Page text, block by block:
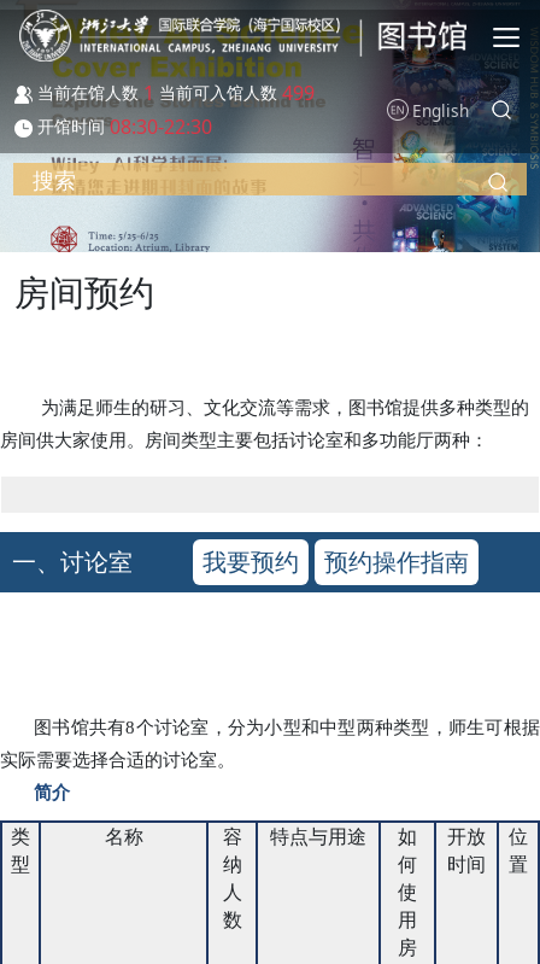
跳转到主要内容
当前在馆人数 1 当前可入馆人数 499
开馆时间 08:30-22:30
English
搜索
房间预约
为满足师生的研习、文化交流等需求，图书馆提供多种类型的
房间供大家使用。房间类型主要包括讨论室和多功能厅两种：
一、讨论室 我要预约 预约操作指南
图书馆共有8个讨论室，分为小型和中型两种类型，师生可根据
实际需要选择合适的讨论室。
简介
类
型
名称
容
纳
人
数
特点与用途
如
何
使
用
房
开放
时间
位
置